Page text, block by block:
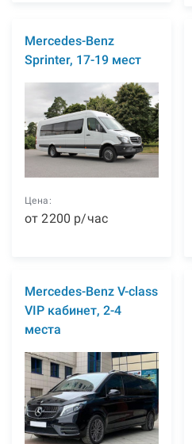
Mercedes-Benz
Sprinter, 17-19 мест
Цена:
от2200 р/час
Mercedes-Benz V-class
VIP кабинет, 2-4
места